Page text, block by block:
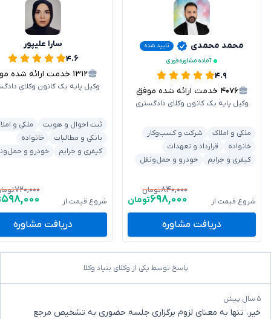
محمد محمدی
تایید شده
آماده مشاوره فوری
۴.۹
۴۰۷۶ خدمت ارائه شده موفق
وکیل پایه یک کانون وکلای دادگستری
ملکی و املاک
شرکت و کسب‌وکار
خانواده
قرارداد و تعهدات
کیفری و جرایم
خودرو و حمل‌ونقل
شروع قیمت از
۸۴۰,۰۰۰تومان
۶۹۸,۰۰۰تومان
دریافت مشاوره
سارا علیپور
۴.۶
۱۳۱۲ خدمت ارائه شده موفق
وکیل پایه یک کانون وکلای
ثبت احوال و هویت
ملکی و
بانکی و مطالبات
خانواده
کیفری و جرایم
خودرو و
شروع قیمت از
۷۲۰,۰۰۰
۵۹۸,۰۰۰
دریافت مشاوره
پاسخ توسط یکی از وکلای بنیاد وکلا
۵ سال پیش
خیر، تنها به معنای لزوم برگزاری جلسه حضوری به تشخیص مرجع